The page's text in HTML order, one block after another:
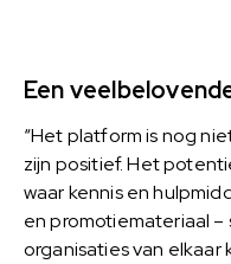
Een
“Het platform is nog
zijn positief. Het
waar kennis en
en promotiemateriaal –
organisaties van elkaar